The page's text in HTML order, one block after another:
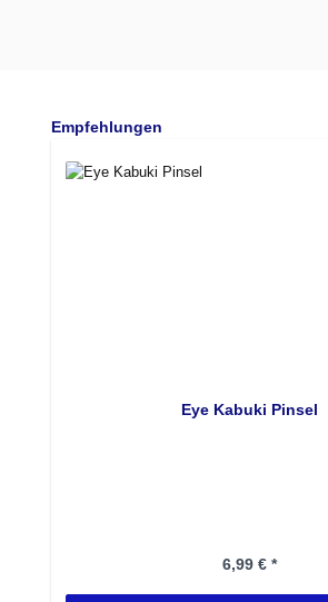
Produktgalerie überspringen
Empfehlungen
Eye Kabuki Pinsel
Regulärer Preis:
6,99 € *